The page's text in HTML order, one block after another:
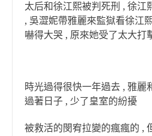
太后和徐江熙被判死刑 , 徐江
, 吳澀妮帶雅麗來監獄看徐江
嚇得大哭 , 原來她受了太大打
時光過得很快一年過去 , 雅麗
過著日子 , 少了皇室的紛擾
被救活的閔宥拉變的瘋瘋的 ,